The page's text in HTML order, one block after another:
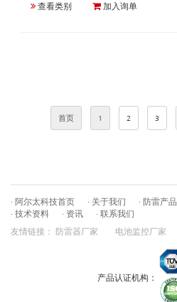
查看类别 加入询单
首页 1 2 3
· 阿尔太科技首页 · 关于我们 · 防雷产品
· 技术资料
· 资讯
· 联系我们
友情链接： 防雷器厂家 电池监控厂家
产品认证机构：